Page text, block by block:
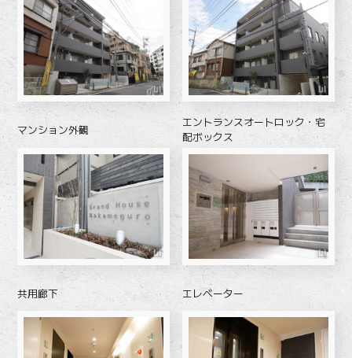
マンション外観
エントランスオートロック・宅
配ボックス
共用廊下 エレベーター